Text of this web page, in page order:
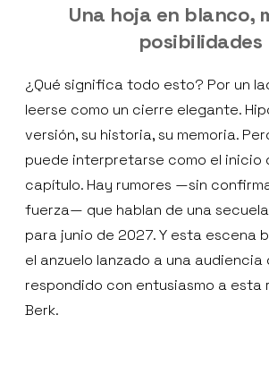
Una hoja en blanco,
posibilidades
¿Qué significa todo esto? Por un
leerse como un cierre elegante.
versión, su historia, su memoria.
puede interpretarse como el inicio
capítulo. Hay rumores —sin
fuerza— que hablan de una
para junio de 2027. Y esta escena
el anzuelo lanzado a una audiencia
respondido con entusiasmo a esta
Berk.